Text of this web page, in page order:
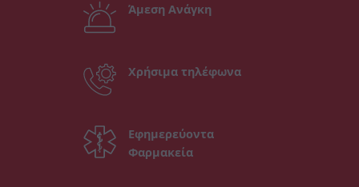
Άμεση Ανάγκη
Χρήσιμα τηλέφωνα
Εφημερεύοντα
Φαρμακεία